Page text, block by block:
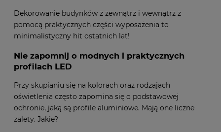
Dekorowanie budynków z zewnątrz i wewnątrz z
pomocą praktycznych części wyposażenia to
minimalistyczny hit ostatnich lat!
Nie zapomnij o modnych i praktycznych
profilach LED
Przy skupianiu się na kolorach oraz rodzajach
oświetlenia często zapomina się o podstawowej
ochronie, jaką są profile aluminiowe. Mają one liczne
zalety. Jakie?